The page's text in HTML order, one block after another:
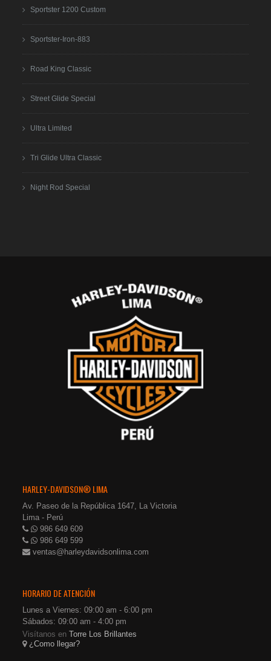
Sportster 1200 Custom
Sportster-Iron-883
Road King Classic
Street Glide Special
Ultra Limited
Tri Glide Ultra Classic
Night Rod Special
HARLEY-DAVIDSON® LIMA
Av. Paseo de la República 1647, La Victoria
Lima - Perú
986 649 609
986 649 599
ventas@harleydavidsonlima.com
HORARIO DE ATENCIÓN
Lunes a Viernes: 09:00 am - 6:00 pm
Sábados: 09:00 am - 4:00 pm
Visítanos enTorre Los Brillantes
¿Como llegar?